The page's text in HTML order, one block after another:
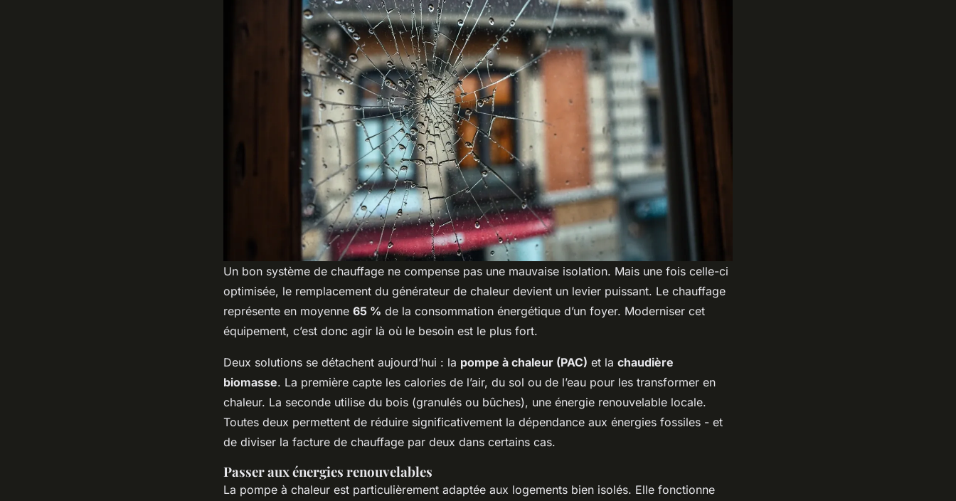
Un bon système de chauffage ne compense pas une mauvaise isolation. Mais une fois celle-ci
optimisée, le remplacement du générateur de chaleur devient un levier puissant. Le chauffage
représente en moyenne 65 % de la consommation énergétique d’un foyer. Moderniser cet
équipement, c’est donc agir là où le besoin est le plus fort.
Deux solutions se détachent aujourd’hui : la pompe à chaleur (PAC) et la chaudière
biomasse. La première capte les calories de l’air, du sol ou de l’eau pour les transformer en
chaleur. La seconde utilise du bois (granulés ou bûches), une énergie renouvelable locale.
Toutes deux permettent de réduire significativement la dépendance aux énergies fossiles - et
de diviser la facture de chauffage par deux dans certains cas.
Passer aux énergies renouvelables
La pompe à chaleur est particulièrement adaptée aux logements bien isolés. Elle fonctionne